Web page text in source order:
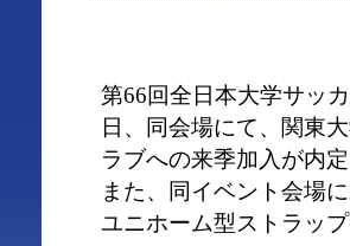
第66回全日本大学サッ
日、同会場にて、関東
ラブへの来季加入が内
また、同イベント会場
ユニホーム型ストラッ